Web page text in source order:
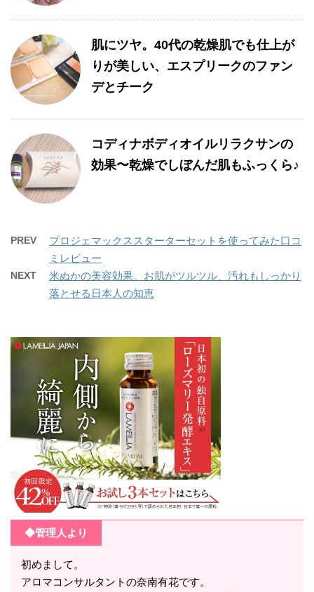
肌にツヤ。40代の乾燥肌でも仕上が
りが美しい、エスプリークのファン
デとチーク
コディナボディオイルリラクサンの
効果〜乾燥でしぼんだ肌もふっくら♪
PREV
プロジェマックススターターセットを使ってみた口コ
ミレビュー
NEXT
米ぬかの美容効果。お肌がツルツル、汚れもしっかり
落とせる日本人の知恵
◆管理人より
初めまして。
アロマコンサルタントの奈南有花です。